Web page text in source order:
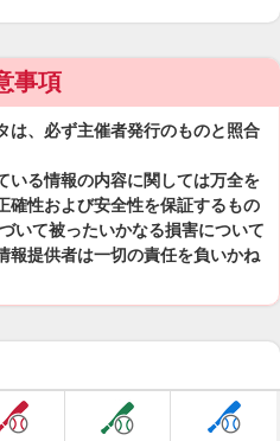
事項
は、必ず主催者発行のものと照合
いる情報の内容に関しては万全を
確性および安全性を保証するもの
いて被ったいかなる損害について
報提供者は一切の責任を負いかね